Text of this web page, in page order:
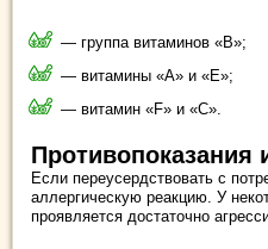
— группа витаминов «В»;
— витамины «А» и «Е»;
— витамин «F» и «С».
Если переусердствовать с
аллергическую реакцию. У
проявляется достаточно